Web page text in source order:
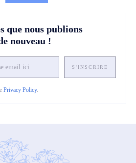
que nous publions
nouveau !
S'INSCRIRE
Privacy Policy.